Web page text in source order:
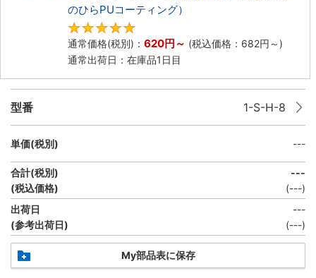
のひらPUコーティング）
通常価格(税別)： 620円 ～ (税込価格： 682円 ～)
通常出荷日：在庫品1日目
型番 1-S-H-8
単価(税別) ---
合計(税別)
(税込価格)
---
(---)
出荷日
(参考出荷日)
---
(---)
My部品表に保存